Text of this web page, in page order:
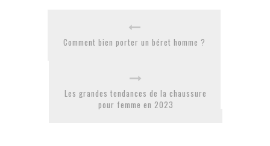
Comment bien porter un béret homme ?
Les grandes tendances de la chaussure
pour femme en 2023